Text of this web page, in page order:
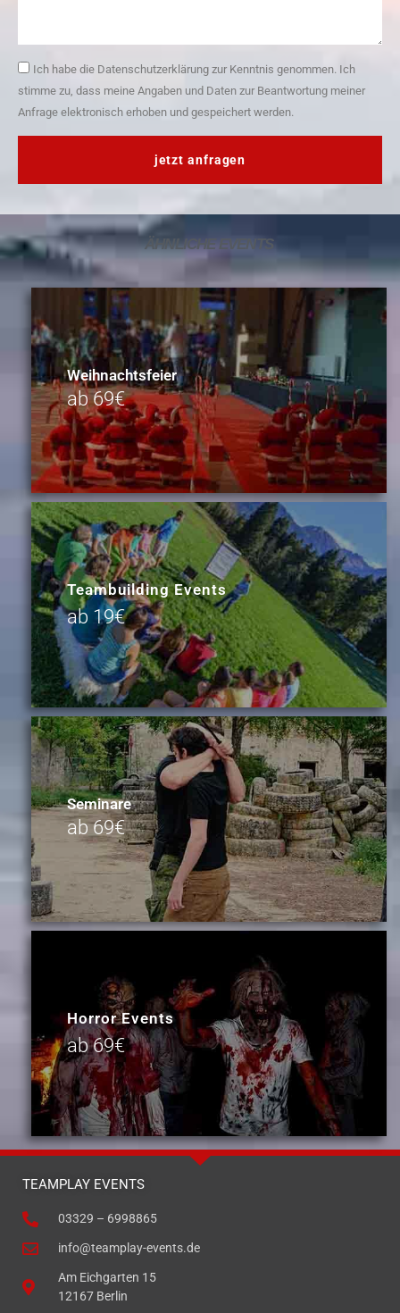
Ich habe die Datenschutzerklärung zur Kenntnis genommen. Ich
stimme zu, dass meine Angaben und Daten zur Beantwortung meiner
Anfrage elektronisch erhoben und gespeichert werden.
jetzt anfragen
ÄHNLICHE EVENTS
Weihnachtsfeier
ab 69€
Teambuilding Events
ab 19€
Seminare
ab 69€
Horror Events
ab 69€
TEAMPLAY EVENTS
03329 – 6998865
info@teamplay-events.de
Am Eichgarten 15
12167 Berlin